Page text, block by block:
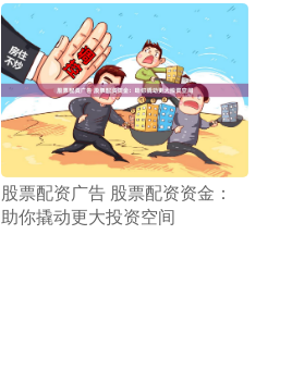
​股票配资广告 股票配资资金：
助你撬动更大投资空间